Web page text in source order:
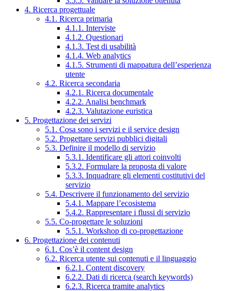
4. Ricerca progettuale
4.1. Ricerca primaria
4.1.1. Interviste
4.1.2. Questionari
4.1.3. Test di usabilità
4.1.4. Web analytics
4.1.5. Strumenti di mappatura dell’esperienza
utente
4.2. Ricerca secondaria
4.2.1. Ricerca documentale
4.2.2. Analisi benchmark
4.2.3. Valutazione euristica
5. Progettazione dei servizi
5.1. Cosa sono i servizi e il service design
5.2. Progettare servizi pubblici digitali
5.3. Definire il modello di servizio
5.3.1. Identificare gli attori coinvolti
5.3.2. Formulare la proposta di valore
5.3.3. Inquadrare gli elementi costitutivi del
servizio
5.4. Descrivere il funzionamento del servizio
5.4.1. Mappare l’ecosistema
5.4.2. Rappresentare i flussi di servizio
5.5. Co-progettare le soluzioni
5.5.1. Workshop di co-progettazione
6. Progettazione dei contenuti
6.1. Cos’è il content design
6.2. Ricerca utente sui contenuti e il linguaggio
6.2.1. Content discovery
6.2.2. Dati di ricerca (search keywords)
6.2.3. Ricerca tramite analytics